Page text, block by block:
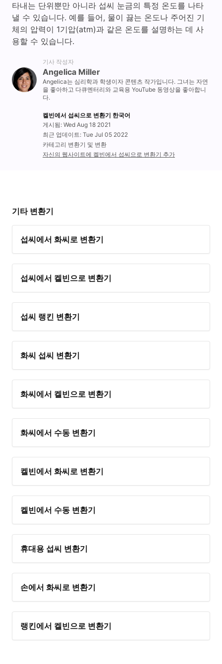
타내는 단위뿐만 아니라 섭씨 눈금의 특정 온도를 나타
낼 수 있습니다. 예를 들어, 물이 끓는 온도나 주어진 기
체의 압력이 1기압(atm)과 같은 온도를 설명하는 데 사
용할 수 있습니다.
기사 작성자
Angelica Miller
Angelica는 심리학과 학생이자 콘텐츠 작가입니다. 그녀는 자연
을 좋아하고 다큐멘터리와 교육용 YouTube 동영상을 좋아합니
다.
켈빈에서 섭씨으로 변환기 한국어
게시됨: Wed Aug 18 2021
최근 업데이트: Tue Jul 05 2022
카테고리 변환기 및 변환
자신의 웹사이트에 켈빈에서 섭씨으로 변환기 추가
기타 변환기
섭씨에서 화씨로 변환기
섭씨에서 켈빈으로 변환기
섭씨 랭킨 변환기
화씨 섭씨 변환기
화씨에서 켈빈으로 변환기
화씨에서 수동 변환기
켈빈에서 화씨로 변환기
켈빈에서 수동 변환기
휴대용 섭씨 변환기
손에서 화씨로 변환기
랭킨에서 켈빈으로 변환기